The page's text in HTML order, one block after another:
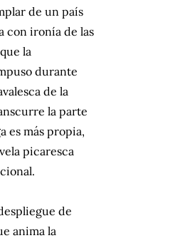
de un país
con ironía de las
la
durante
de la
la parte
es más propia,
picaresca
de
anima la